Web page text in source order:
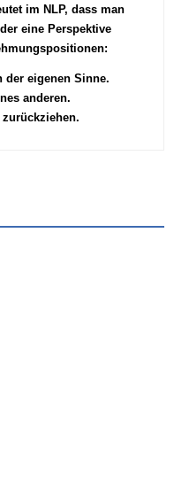
im NLP, dass man
eine Perspektive
der eigenen Sinne.
anderen.